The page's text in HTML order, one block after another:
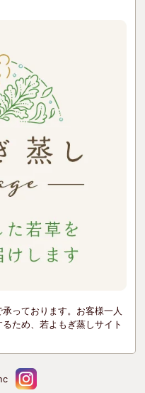
っております。お客様一人
ため、若よもぎ蒸しサイト